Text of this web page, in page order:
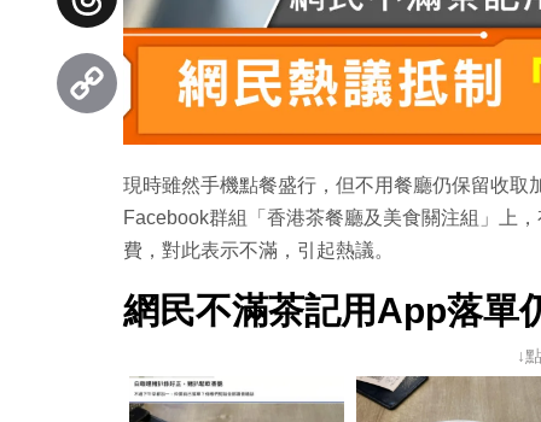
現時雖然手機點餐盛行，但不用餐廳仍保留收
Facebook群組「香港茶餐廳及美食關注組」上
費，對此表示不滿，引起熱議。
網民不滿茶記用App落單
↓
Threads
Copy
Link